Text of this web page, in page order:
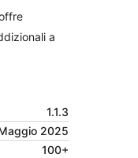
a
1.1.3
2025
100+